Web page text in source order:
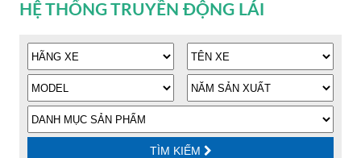
HỆ THỐNG TRUYỀN ĐỘNG LÁI
TÌM KIẾM